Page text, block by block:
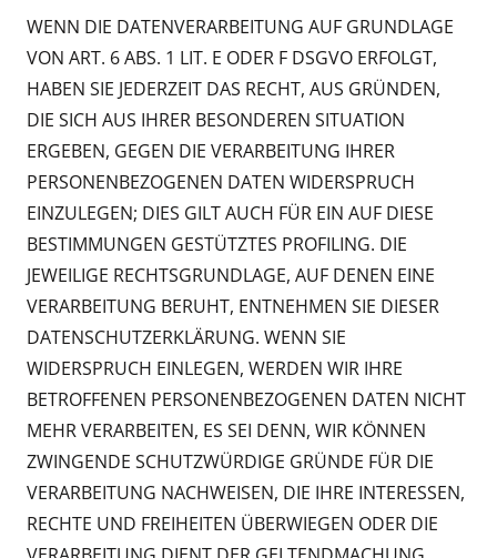
WENN DIE DATENVERARBEITUNG AUF GRUNDLAGE
VON ART. 6 ABS. 1 LIT. E ODER F DSGVO ERFOLGT,
HABEN SIE JEDERZEIT DAS RECHT, AUS GRÜNDEN,
DIE SICH AUS IHRER BESONDEREN SITUATION
ERGEBEN, GEGEN DIE VERARBEITUNG IHRER
PERSONENBEZOGENEN DATEN WIDERSPRUCH
EINZULEGEN; DIES GILT AUCH FÜR EIN AUF DIESE
BESTIMMUNGEN GESTÜTZTES PROFILING. DIE
JEWEILIGE RECHTSGRUNDLAGE, AUF DENEN EINE
VERARBEITUNG BERUHT, ENTNEHMEN SIE DIESER
DATENSCHUTZERKLÄRUNG. WENN SIE
WIDERSPRUCH EINLEGEN, WERDEN WIR IHRE
BETROFFENEN PERSONENBEZOGENEN DATEN NICHT
MEHR VERARBEITEN, ES SEI DENN, WIR KÖNNEN
ZWINGENDE SCHUTZWÜRDIGE GRÜNDE FÜR DIE
VERARBEITUNG NACHWEISEN, DIE IHRE INTERESSEN,
RECHTE UND FREIHEITEN ÜBERWIEGEN ODER DIE